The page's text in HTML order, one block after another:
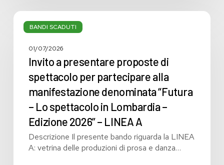
BANDI SCADUTI
Invito
proposte
partecipare
manifestazione
denominata
“Futura
01/07/2026
Invito a presentare proposte di
spettacolo per partecipare alla
manifestazione denominata “Futura
– Lo spettacolo in Lombardia –
Edizione 2026” – LINEA A
Descrizione Il presente bando riguarda la LINEA
A: vetrina delle produzioni di prosa e danza…